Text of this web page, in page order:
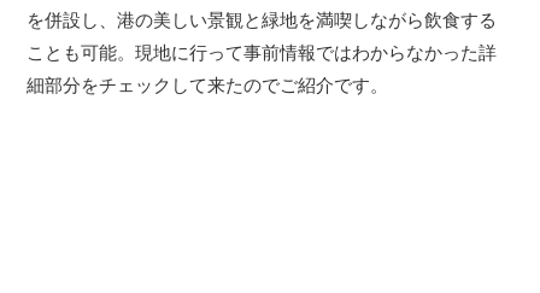
を併設し、港の美しい景観と緑地を満喫しながら飲食する
ことも可能。現地に行って事前情報ではわからなかった詳
細部分をチェックして来たのでご紹介です。